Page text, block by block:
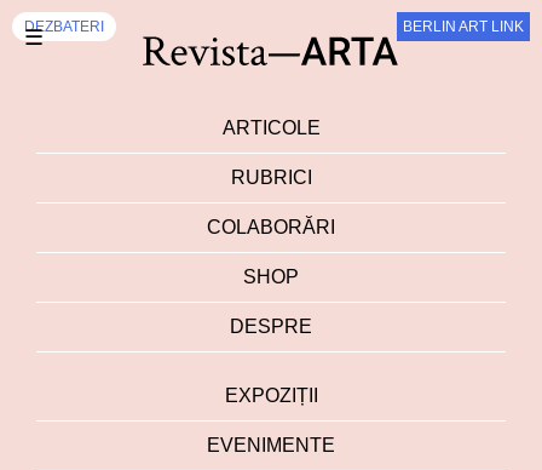
☰
ARTICOLE
RUBRICI
COLABORĂRI
SHOP
DESPRE
EXPOZIȚII
EVENIMENTE
DEZBATERI BERLIN ART LINK